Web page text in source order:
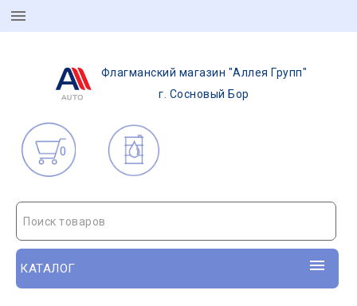
Флагманский магазин "Аллея Групп"
г. Сосновый Бор
0
Поиск товаров
КАТАЛОГ